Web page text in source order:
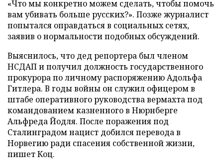
«Что мы конкретно можем сделать, чтобы помочь
вам убивать больше русских?». Позже журналист
попытался оправдаться в социальных сетях,
заявив о нормальности подобных обсуждений.
Выяснилось, что дед репортера был членом
НСДАП и получил должность государственного
прокурора по личному распоряжению Адольфа
Гитлера. В годы войны он служил офицером в
штабе оперативного руководства вермахта под
командованием казненного в Нюрнберге
Альфреда Йодля. После поражения под
Сталинградом нацист добился перевода в
Норвегию ради спасения собственной жизни,
пишет Коц.